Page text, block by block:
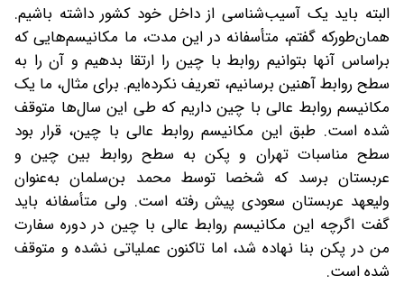
البته باید یک آسیب‌شناسی از داخل خود کشور داشته باشیم.
همان‌طورکه گفتم، متأسفانه در این مدت، ما مکانیسم‌هایی که
بر‌اساس آنها بتوانیم روابط با چین را ارتقا بدهیم و آن را به
سطح روابط آهنین برسانیم، تعریف نکرده‌ایم. برای مثال، ما یک
مکانیسم روابط عالی با چین داریم که طی این سال‌ها متوقف
شده است. طبق این مکانیسم روابط عالی با چین، قرار بود
سطح مناسبات تهران و پکن به سطح روابط بین چین و
عربستان برسد که شخصا توسط محمد بن‌سلمان به‌عنوان
ولیعهد عربستان سعودی پیش رفته است. ولی متأسفانه باید
گفت‌ اگرچه این مکانیسم روابط عالی با چین در دوره سفارت
من در پکن بنا نهاده شد، اما تاکنون عملیاتی نشده و متوقف
شده است.